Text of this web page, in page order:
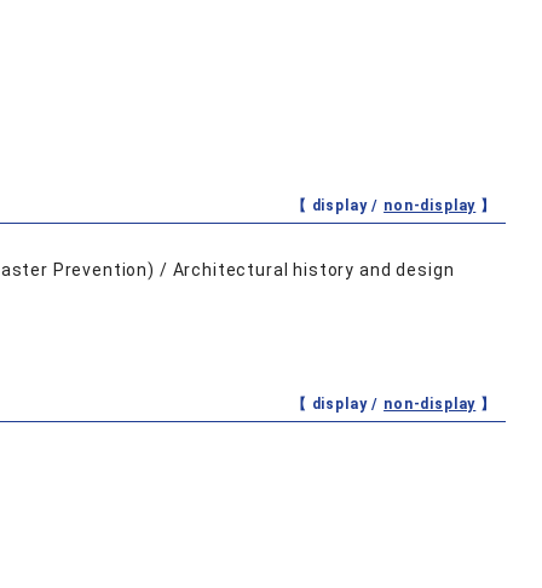
【 display / non-display 】
Prevention) / Architectural history and design
【 display / non-display 】